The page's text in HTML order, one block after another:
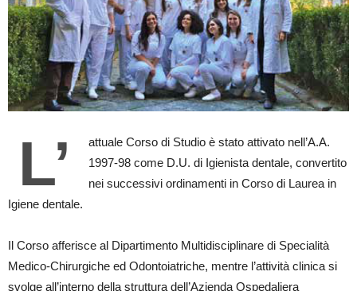
L’
attuale Corso di Studio è stato attivato nell’A.A.
1997-98 come D.U. di Igienista dentale, convertito
nei successivi ordinamenti in Corso di Laurea in
Igiene dentale.
Il Corso afferisce al Dipartimento Multidisciplinare di Specialità
Medico-Chirurgiche ed Odontoiatriche, mentre l’attività clinica si
svolge all’interno della struttura dell’Azienda Ospedaliera